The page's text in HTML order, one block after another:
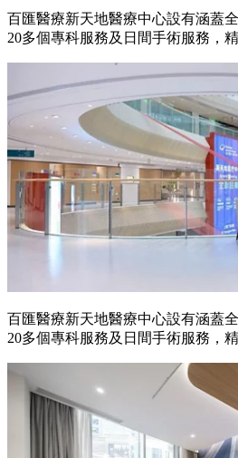
百匯醫療新天地醫療中心設有涵蓋
20多個專科服務及日間手術服務，
百匯醫療新天地醫療中心設有涵蓋
20多個專科服務及日間手術服務，